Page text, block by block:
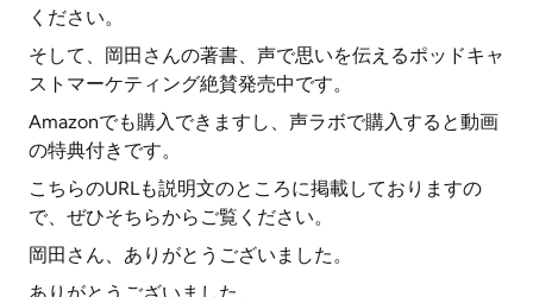
ください。
そして、岡田さんの著書、声で思いを伝えるポッドキャ
ストマーケティング絶賛発売中です。
Amazonでも購入できますし、声ラボで購入すると動画
の特典付きです。
こちらのURLも説明文のところに掲載しておりますの
で、ぜひそちらからご覧ください。
岡田さん、ありがとうございました。